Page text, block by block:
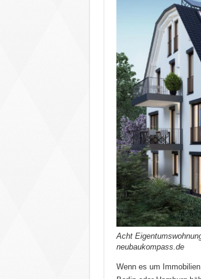
Acht
neubaukompass.de
Wenn es um